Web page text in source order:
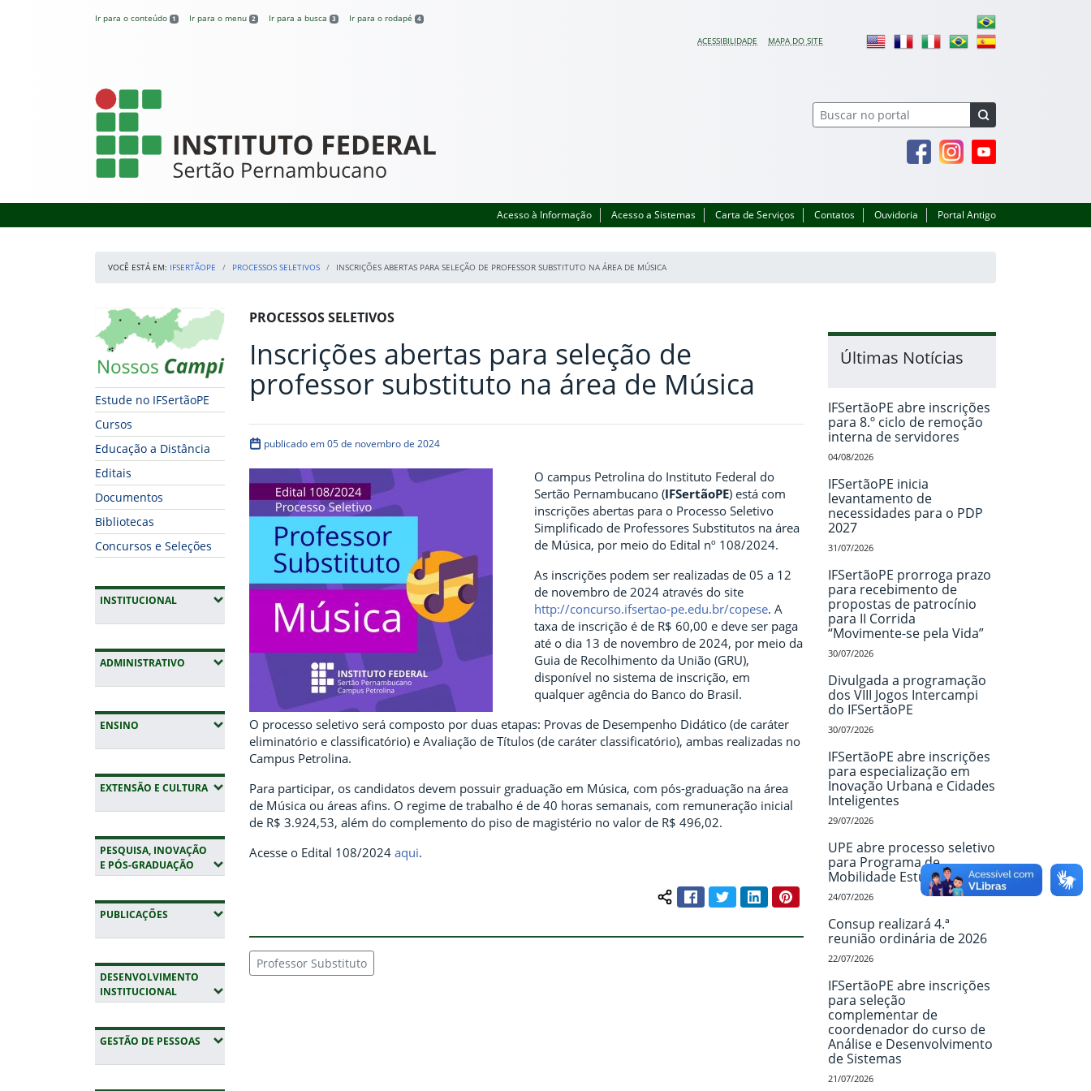
Ir para o conteúdo 1 Ir para o menu 2 Ir para a busca 3 Ir para o rodapé 4
ACESSIBILIDADE MAPA DO SITE
IFSertãoPE
FacebookInstagramYoutube
Acesso à Informação Acesso a Sistemas Carta de Serviços Contatos Ouvidoria Portal Antigo
VOCÊ ESTÁ EM: IFSERTÃOPE PROCESSOS SELETIVOS INSCRIÇÕES ABERTAS PARA SELEÇÃO DE PROFESSOR SUBSTITUTO NA ÁREA DE MÚSICA
Início da navegação
Mapa Campi
Estude no IFSertãoPE
Cursos
Educação a Distância
Editais
Documentos
Bibliotecas
Concursos e Seleções
INSTITUCIONAL(EXPANDIR SUBMENUS)
ADMINISTRATIVO (EXPANDIR SUBMENUS)
ENSINO (EXPANDIR SUBMENUS)
EXTENSÃO E CULTURA(EXPANDIR SUBMENUS)
PESQUISA, INOVAÇÃO
E PÓS-GRADUAÇÃO (EXPANDIR SUBMENUS)
PUBLICAÇÕES (EXPANDIR SUBMENUS)
DESENVOLVIMENTO
INSTITUCIONAL(EXPANDIR SUBMENUS)
GESTÃO DE PESSOAS (EXPANDIR SUBMENUS)
Início do conteúdo
PROCESSOS SELETIVOS
Inscrições abertas para seleção de
professor substituto na área de Música
publicado em 05 de novembro de 2024
O campus Petrolina do Instituto Federal do
Sertão Pernambucano (IFSertãoPE) está com
inscrições abertas para o Processo Seletivo
Simplificado de Professores Substitutos na área
de Música, por meio do Edital nº 108/2024.
As inscrições podem ser realizadas de 05 a 12
de novembro de 2024 através do site
http://concurso.ifsertao-pe.edu.br/copese. A
taxa de inscrição é de R$ 60,00 e deve ser paga
até o dia 13 de novembro de 2024, por meio da
Guia de Recolhimento da União (GRU),
disponível no sistema de inscrição, em
qualquer agência do Banco do Brasil.
O processo seletivo será composto por duas etapas: Provas de Desempenho Didático (de caráter
eliminatório e classificatório) e Avaliação de Títulos (de caráter classificatório), ambas realizadas no
Campus Petrolina.
Para participar, os candidatos devem possuir graduação em Música, com pós-graduação na área
de Música ou áreas afins. O regime de trabalho é de 40 horas semanais, com remuneração inicial
de R$ 3.924,53, além do complemento do piso de magistério no valor de R$ 496,02.
Acesse o Edital 108/2024 aqui.
Compartilhar conteúdo:
FacebookTwitterLinkedInPinterest
Professor Substituto
Últimas Notícias
IFSertãoPE abre inscrições
para 8.º ciclo de remoção
interna de servidores
04/08/2026
IFSertãoPE inicia
levantamento de
necessidades para o PDP
2027
31/07/2026
IFSertãoPE prorroga prazo
para recebimento de
propostas de patrocínio
para II Corrida
“Movimente-se pela Vida”
30/07/2026
Divulgada a programação
dos VIII Jogos Intercampi
do IFSertãoPE
30/07/2026
IFSertãoPE abre inscrições
para especialização em
Inovação Urbana e Cidades
Inteligentes
29/07/2026
UPE abre processo seletivo
para Programa de
Mobilidade Estudantil
24/07/2026
Consup realizará 4.ª
reunião ordinária de 2026
22/07/2026
IFSertãoPE abre inscrições
para seleção
complementar de
coordenador do curso de
Análise e Desenvolvimento
de Sistemas
21/07/2026